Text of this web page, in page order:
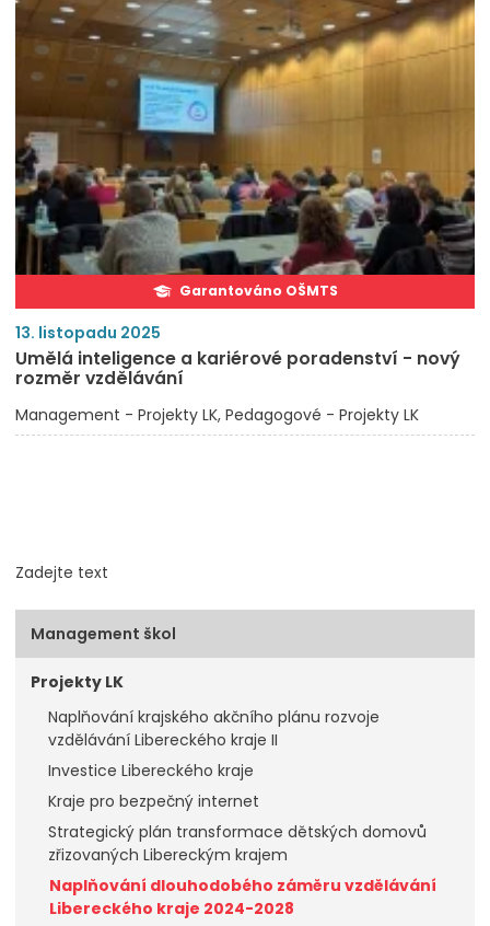
Garantováno OŠMTS
13. listopadu 2025
Umělá inteligence a kariérové poradenství - nový
rozměr vzdělávání
Management - Projekty LK Pedagogové - Projekty LK
Zadejte text
Management škol
Projekty LK
Naplňování krajského akčního plánu rozvoje
vzdělávání Libereckého kraje II
Investice Libereckého kraje
Kraje pro bezpečný internet
Strategický plán transformace dětských domovů
zřizovaných Libereckým krajem
Naplňování dlouhodobého záměru vzdělávání
Libereckého kraje 2024-2028